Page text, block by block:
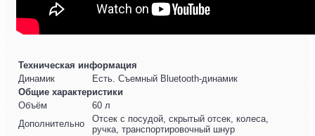
Техническая информация
Динамик
Есть. Съемный Bluetooth-динамик
Общие характеристики
Объём
60 л
Дополнительно
Отсек с посудой, скрытый отсек, колеса,
ручка, транспортировочный шнур